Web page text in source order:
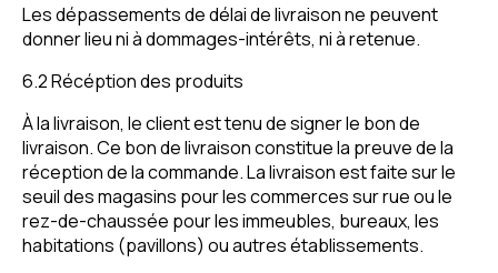
Les dépassements de délai de livraison ne peuvent
donner lieu ni à dommages-intérêts, ni à retenue.
6.2 Récéption des produits
À la livraison, le client est tenu de signer le bon de
livraison. Ce bon de livraison constitue la preuve de la
réception de la commande. La livraison est faite sur le
seuil des magasins pour les commerces sur rue ou le
rez-de-chaussée pour les immeubles, bureaux, les
habitations (pavillons) ou autres établissements.